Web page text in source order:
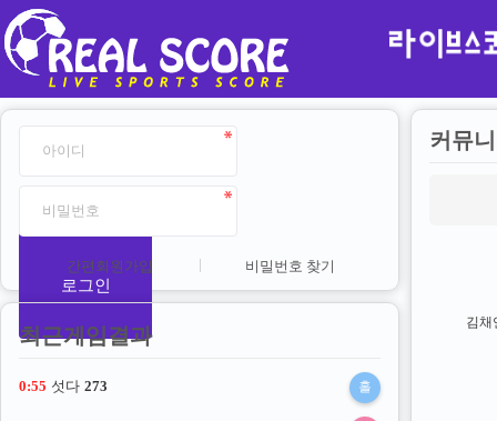
로그인
간편회원가입 비밀번호 찾기
최근게임결과
0:54 섯다 273 홀
커뮤
김채